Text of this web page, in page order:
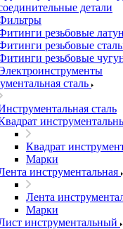
детали
резьбовые
резьбовые
резьбовые
сталь
сталь
Квадрат
Марки
инструментальная
Лента
Марки
инструментальный